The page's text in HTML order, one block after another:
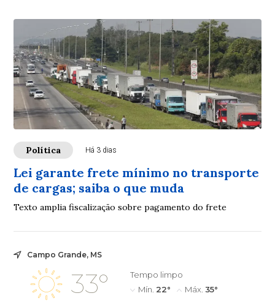
Política Há 3 dias
Lei garante frete mínimo no transporte
de cargas; saiba o que muda
Texto amplia fiscalização sobre pagamento do frete
Campo Grande, MS
33°
Tempo limpo
Mín. 22° Máx. 35°